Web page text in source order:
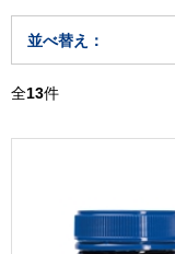
並べ替え：
全13件